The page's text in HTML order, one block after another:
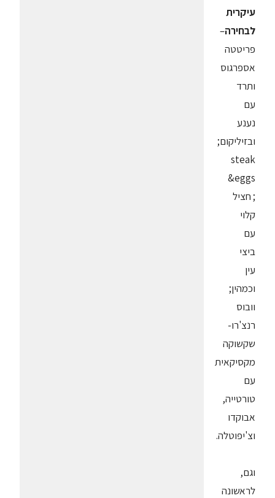
עיקרית
לבחירה–
פריטטה
אספרגוס
ותרד
עם
נענע
ובזיליקום;
steak
&eggs
; חציל
קלוי
עם
ביצי
עין
וכמהין;
וובוס
רנצ'רו-
שקשוקה
מקסיקאית
עם
טורטייה,
אבוקדו
וצ'יפוטלה.
וגם,
לראשונה